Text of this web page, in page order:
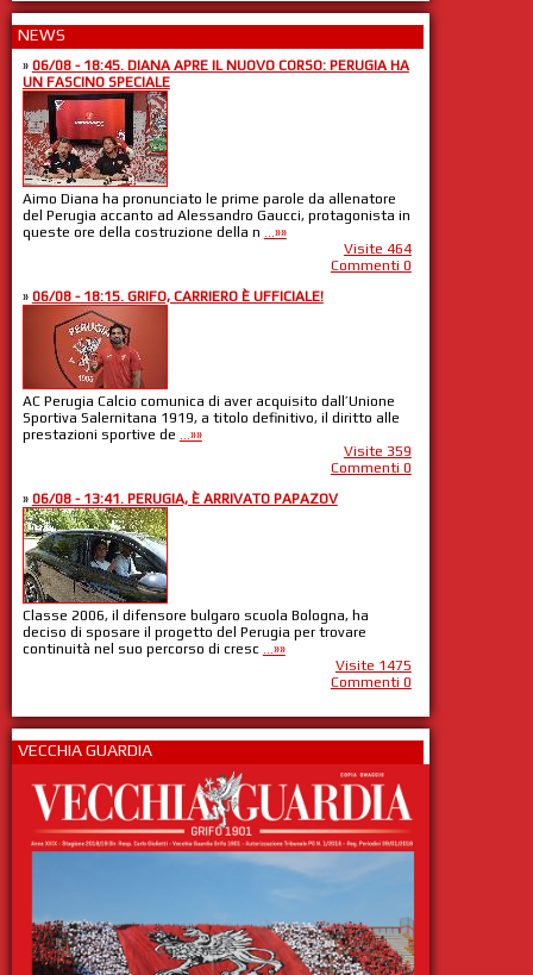
NEWS
» 06/08 - 18:45. DIANA APRE IL NUOVO CORSO: PERUGIA HA
UN FASCINO SPECIALE
Aimo Diana ha pronunciato le prime parole da allenatore
del Perugia accanto ad Alessandro Gaucci, protagonista in
queste ore della costruzione della n ...»»
Visite 464
Commenti 0
» 06/08 - 18:15. GRIFO, CARRIERO È UFFICIALE!
AC Perugia Calcio comunica di aver acquisito dall’Unione
Sportiva Salernitana 1919, a titolo definitivo, il diritto alle
prestazioni sportive de ...»»
Visite 359
Commenti 0
» 06/08 - 13:41. PERUGIA, È ARRIVATO PAPAZOV
Classe 2006, il difensore bulgaro scuola Bologna, ha
deciso di sposare il progetto del Perugia per trovare
continuità nel suo percorso di cresc ...»»
Visite 1475
Commenti 0
VECCHIA GUARDIA